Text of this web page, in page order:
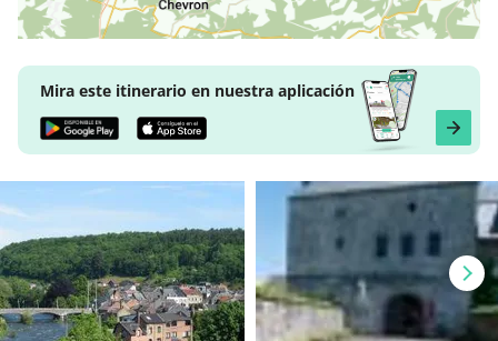
Mira este itinerario en nuestra aplicación